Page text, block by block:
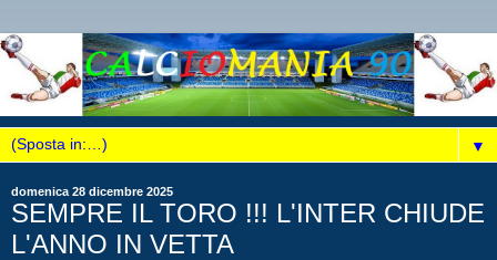
▼
domenica 28 dicembre 2025
SEMPRE IL TORO !!! L'INTER CHIUDE
L'ANNO IN VETTA